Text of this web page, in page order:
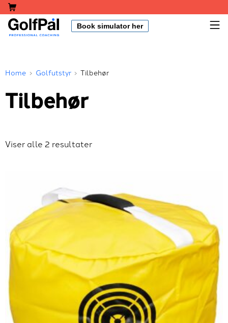
Skip
content
Shopping Cart
Book simulator her
Home Golfutstyr Tilbehør
Tilbehør
Viser alle 2 resultater